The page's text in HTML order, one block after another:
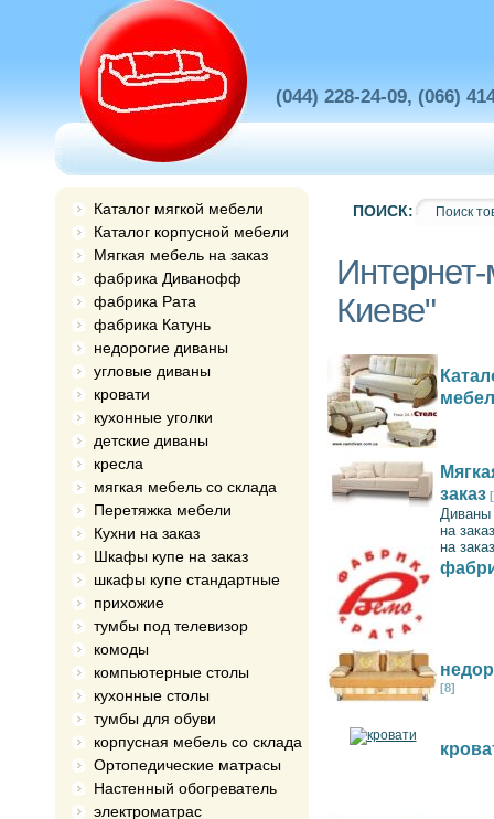
(044) 228-24-09, (066)
Каталог мягкой мебели
Каталог корпусной мебели
Мягкая мебель на заказ
фабрика Диванофф
фабрика Рата
фабрика Катунь
недорогие диваны
угловые диваны
кровати
кухонные уголки
детские диваны
кресла
мягкая мебель со склада
Перетяжка мебели
Кухни на заказ
Шкафы купе на заказ
шкафы купе стандартные
прихожие
тумбы под телевизор
комоды
компьютерные столы
кухонные столы
тумбы для обуви
корпусная мебель со склада
Ортопедические матрасы
Настенный обогреватель
электроматрас
ПОИСК:
Киеве"
заказ
Диваны
на заказ
на заказ
[8]